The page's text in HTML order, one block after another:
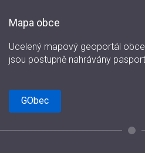
Mapa obce
Ucelený mapový geoportál
jsou postupně nahrávány
GObec